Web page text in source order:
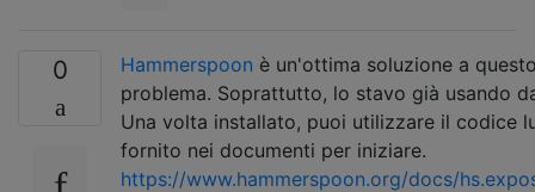
0 Hammerspoon è un'ottima soluzione a
problema. Soprattutto, lo stavo già usando
Una volta installato, puoi utilizzare il codice
fornito nei documenti per iniziare.
https://www.hammerspoon.org/docs/